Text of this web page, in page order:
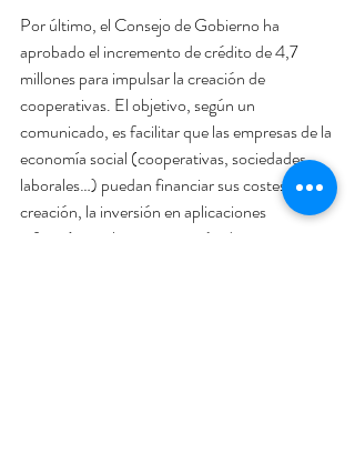
Por último, el Consejo de Gobierno ha
aprobado el incremento de crédito de 4,7
millones para impulsar la creación de
cooperativas. El objetivo, según un
comunicado, es facilitar que las empresas de la
economía social (cooperativas, sociedades
laborales…) puedan financiar sus costes de
creación, la inversión en aplicaciones
informáticas, la incorporación de socios a